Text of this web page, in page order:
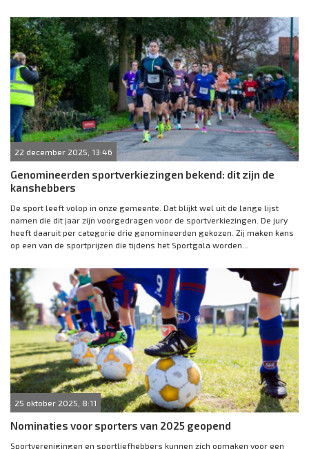
22 december 2025, 13:46
Genomineerden sportverkiezingen bekend: dit zijn de
kanshebbers
De sport leeft volop in onze gemeente. Dat blijkt wel uit de lange lijst
namen die dit jaar zijn voorgedragen voor de sportverkiezingen. De jury
heeft daaruit per categorie drie genomineerden gekozen. Zij maken kans
op een van de sportprijzen die tijdens het Sportgala worden...
25 oktober 2025, 8:11
Nominaties voor sporters van 2025 geopend
Sportverenigingen en sportliefhebbers kunnen zich opmaken voor een